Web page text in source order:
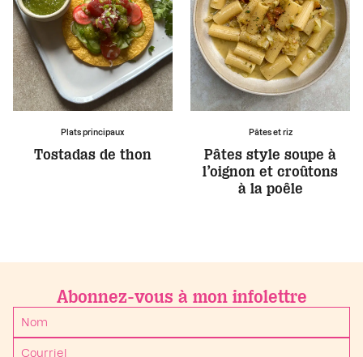
Plats principaux
Tostadas de thon
Pâtes et riz
Pâtes style soupe à
l’oignon et croûtons
à la poêle
Abonnez-vous à mon infolettre